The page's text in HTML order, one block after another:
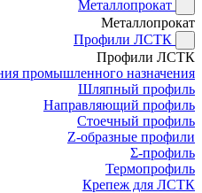
Металлопрокат
Металлопрокат
Профили ЛСТК
Профили ЛСТК
промышленного назначения
Шляпный профиль
Направляющий профиль
Стоечный профиль
Z-образные профили
Σ-профиль
Термопрофиль
Крепеж для ЛСТК